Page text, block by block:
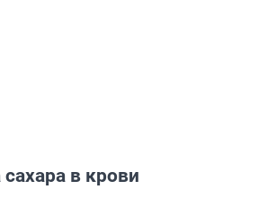
в крови